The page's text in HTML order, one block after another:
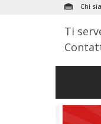
Chi
Ti